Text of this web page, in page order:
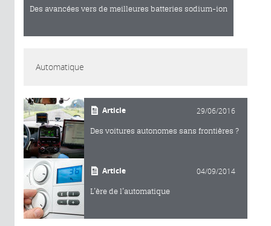
Des avancées vers de meilleures batteries sodium-ion
Automatique
Article 29/06/2016
Des voitures autonomes sans frontières ?
Article 04/09/2014
L’ère de l’automatique